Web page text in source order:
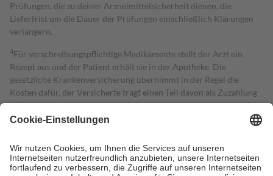
Prüfungen, die zu deiner Arzneimittelsicherheit dienen, die
Lieferfrist um die Dauer der Prüfungen einschließlich Klärungen
verlängern.
4Für verschreibungspflichtige Medikamente stellt der Arzt ein
Rezept aus und der Patient erhält sie in der Apotheke. Die
gesetzliche Krankenversicherung übernimmt in der Regel die
Kosten dafür, der Versicherte trägt einen Teil davon als Zuzahlung
mit.
Grundsätzlich leisten Mitglieder Zuzahlungen in Höhe von zehn
höchstens zehn Euro.
Es sind jedoch nie mehr als die tatsächlichen
Kosten der Leistung zu entrichten.
Diese Regeln gelten grundsätzlich auch für Online-Apotheken.